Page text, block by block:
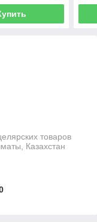
товаров
Казахстан